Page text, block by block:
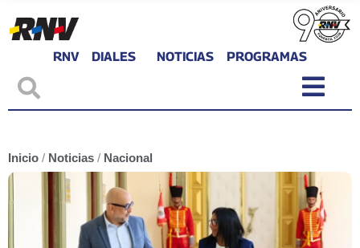
RNV DIALES NOTICIAS PROGRAMAS
Inicio / Noticias / Nacional